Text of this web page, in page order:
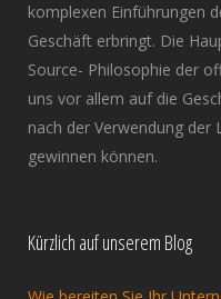
komplexen Einführungen
Geschäft erbringt. Die
Source- Philosophie der
uns vor allem auf die
nach der Verwendung der
gewinnen können.
Kürzlich auf unserem Blog